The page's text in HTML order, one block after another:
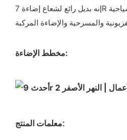
إنه بديل رائع لشعاع إضاءة 7R المتوفر في السوق. بفضل سعره المناسب وحجمه واستهلاكه للطاقة، يُخفي هذا الشعاع المتحرك بقوة 280 واط/295 واط عالمًا جديدًا من التعبير في أسواق الإضاءة السياحية
مخطط الإضاءة:
معلمات المنتج: